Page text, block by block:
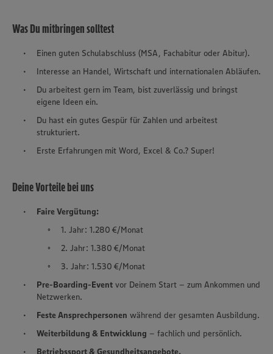
Was Du mitbringen solltest
Einen guten Schulabschluss (MSA, Fachabitur oder Abitur).
Interesse an Handel, Wirtschaft und internationalen Abläufen.
Du arbeitest gern im Team, bist zuverlässig und bringst
eigene Ideen ein.
Du hast ein gutes Gespür für Zahlen und arbeitest
strukturiert.
Erste Erfahrungen mit Word, Excel & Co.? Super!
Deine Vorteile bei uns
Faire Vergütung:
1. Jahr: 1.280 €/Monat
2. Jahr: 1.380 €/Monat
3. Jahr: 1.530 €/Monat
Pre-Boarding-Event vor Deinem Start – zum Ankommen und
Netzwerken.
Feste Ansprechpersonen während der gesamten Ausbildung.
Weiterbildung & Entwicklung – fachlich und persönlich.
Betriebssport & Gesundheitsangebote.